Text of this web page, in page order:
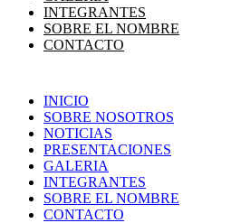
INTEGRANTES
SOBRE EL NOMBRE
CONTACTO
INICIO
SOBRE NOSOTROS
NOTICIAS
PRESENTACIONES
GALERIA
INTEGRANTES
SOBRE EL NOMBRE
CONTACTO